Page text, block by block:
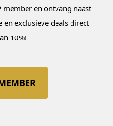
member en ontvang naast
en exclusieve deals direct
10%!